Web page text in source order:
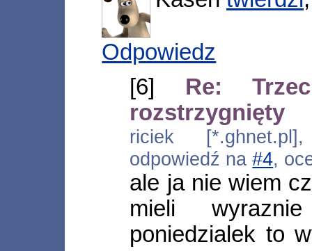
Odpowiedz
[6] Re:
rozstrzygnięty
riciek
odpowiedź na#4,
ale ja nie wiem
mieli
poniedzialek to